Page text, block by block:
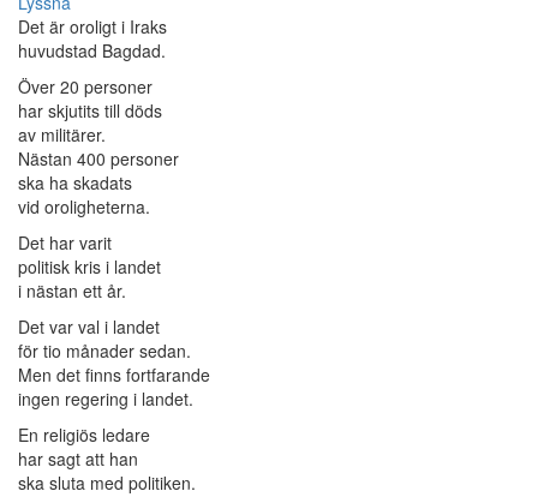
Det är oroligt i Iraks
huvudstad Bagdad.
Över 20 personer
har skjutits till döds
av militärer.
Nästan 400 personer
ska ha skadats
vid oroligheterna.
Det har varit
politisk kris i landet
i nästan ett år.
Det var val i landet
för tio månader sedan.
Men det finns fortfarande
ingen regering i landet.
En religiös ledare
har sagt att han
ska sluta med politiken.